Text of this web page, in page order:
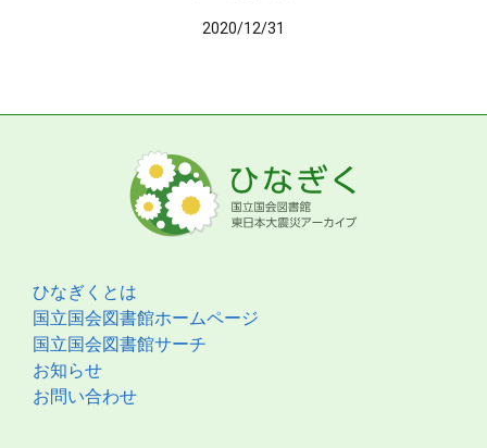
2020/12/31
ひなぎくとは
国立国会図書館ホームページ
国立国会図書館サーチ
お知らせ
お問い合わせ